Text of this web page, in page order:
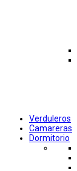
Verduleros
Camareras
Dormitorio